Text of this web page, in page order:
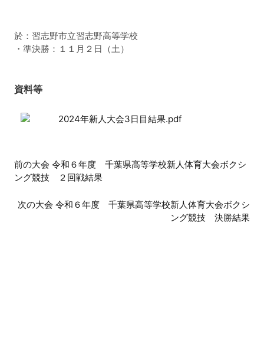
於：習志野市立習志野高等学校
・準決勝：１１月２日（土）
資料等
2024年新人大会3日目結果.pdf
前
後
の
前の大会 令和６年度 千葉県高等学校新人体育大会ボクシ
ング競技 ２回戦結果
次の大会 令和６年度 千葉県高等学校新人体育大会ボクシ
ング競技 決勝結果